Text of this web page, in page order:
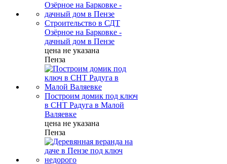
Строительство в СДТ
Озёрное на Барковке -
дачный дом в Пензе
цена не указана
Пенза
Построим домик под ключ
в СНТ Радуга в Малой
Валяевке
цена не указана
Пенза